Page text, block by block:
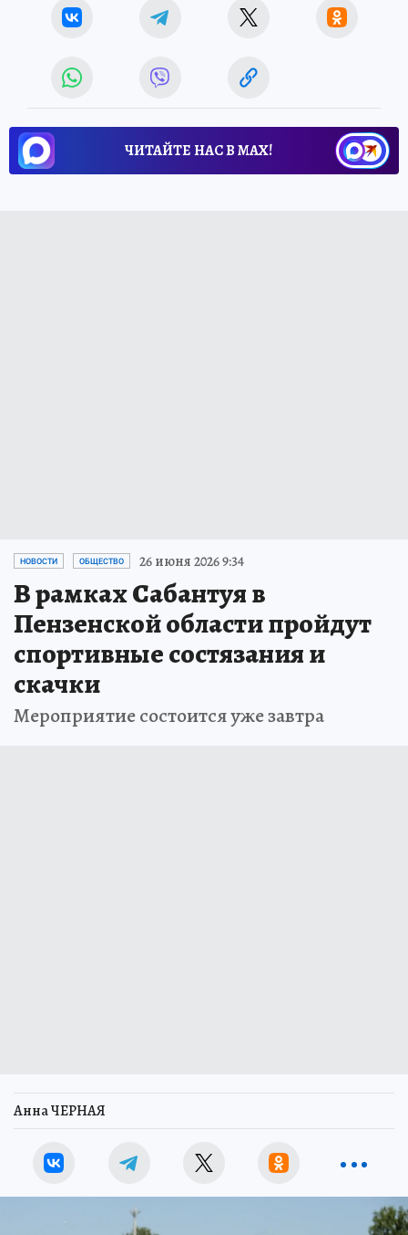
ЧИТАЙТЕ НАС В МАХ!
НОВОСТИ ОБЩЕСТВО 26 июня 2026 9:34
В рамках Сабантуя в
Пензенской области пройдут
спортивные состязания и
скачки
Мероприятие состоится уже завтра
Анна ЧЕРНАЯ